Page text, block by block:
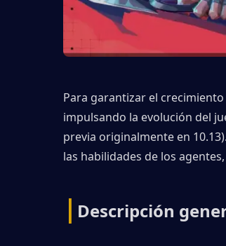
Para garantizar el
impulsando la evolución del
previa originalmente en
las habilidades de los
| Descripción